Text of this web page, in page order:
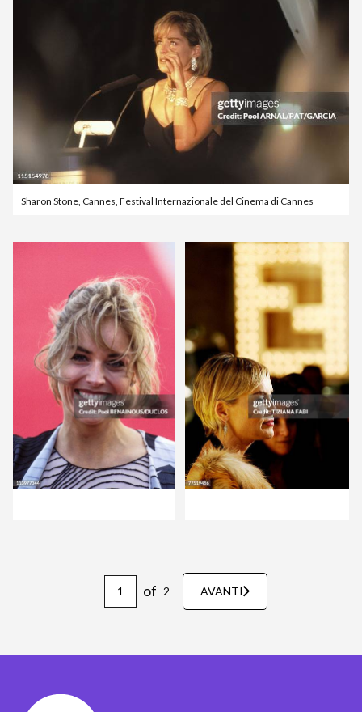
Sharon Stone Cannes Festival Internazionale del Cinema di Cannes
of 2 AVANTI